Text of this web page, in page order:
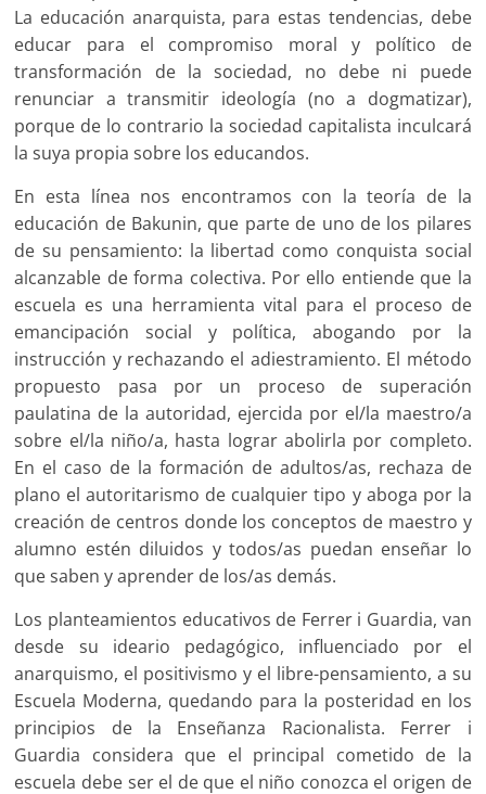
La educación anarquista, para estas tendencias, debe
educar para el compromiso moral y político de
transformación de la sociedad, no debe ni puede
renunciar a transmitir ideología (no a dogmatizar),
porque de lo contrario la sociedad capitalista inculcará
la suya propia sobre los educandos.
En esta línea nos encontramos con la teoría de la
educación de Bakunin, que parte de uno de los pilares
de su pensamiento: la libertad como conquista social
alcanzable de forma colectiva. Por ello entiende que la
escuela es una herramienta vital para el proceso de
emancipación social y política, abogando por la
instrucción y rechazando el adiestramiento. El método
propuesto pasa por un proceso de superación
paulatina de la autoridad, ejercida por el/la maestro/a
sobre el/la niño/a, hasta lograr abolirla por completo.
En el caso de la formación de adultos/as, rechaza de
plano el autoritarismo de cualquier tipo y aboga por la
creación de centros donde los conceptos de maestro y
alumno estén diluidos y todos/as puedan enseñar lo
que saben y aprender de los/as demás.
Los planteamientos educativos de Ferrer i Guardia, van
desde su ideario pedagógico, influenciado por el
anarquismo, el positivismo y el libre-pensamiento, a su
Escuela Moderna, quedando para la posteridad en los
principios de la Enseñanza Racionalista. Ferrer i
Guardia considera que el principal cometido de la
escuela debe ser el de que el niño conozca el origen de